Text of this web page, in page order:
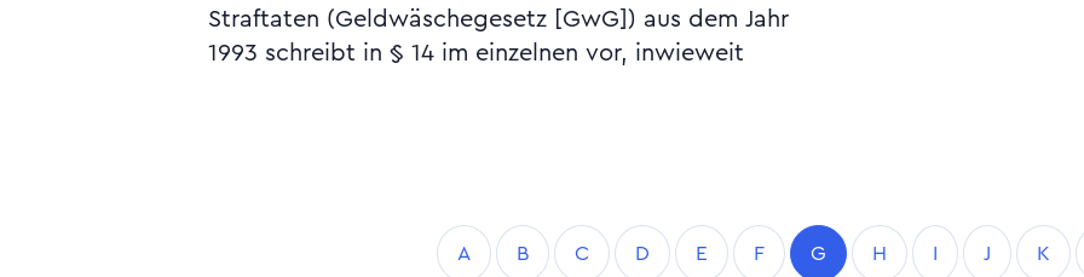
Straftaten (Geldwäschegesetz [GwG]) aus dem Jahr
1993 schreibt in § 14 im einzelnen vor, inwieweit
A B C D E F G H I J K